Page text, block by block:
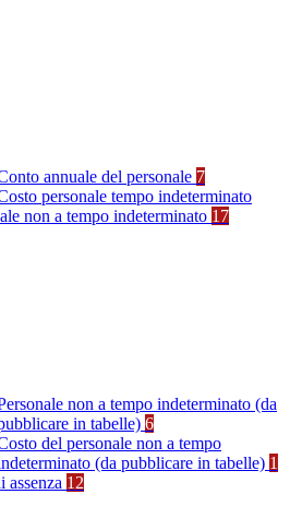
annuale del personale 7
personale tempo indeterminato
non a tempo indeterminato 17
non a tempo indeterminato (da
in tabelle) 6
del personale non a tempo
(da pubblicare in tabelle) 1
assenza 12